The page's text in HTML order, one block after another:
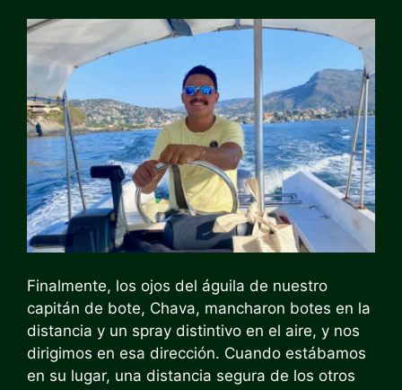
Finalmente, los ojos del águila de nuestro
capitán de bote, Chava, mancharon botes en la
distancia y un spray distintivo en el aire, y nos
dirigimos en esa dirección. Cuando estábamos
en su lugar, una distancia segura de los otros